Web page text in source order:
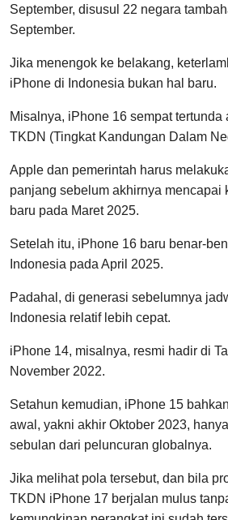
September, disusul 22 negara
September.
Jika menengok ke belakang,
iPhone di Indonesia bukan hal baru.
Misalnya, iPhone 16 sempat tertunda
TKDN (Tingkat Kandungan Dalam
Apple dan pemerintah harus
panjang sebelum akhirnya mencapai
baru pada Maret 2025.
Setelah itu, iPhone 16 baru benar-
Indonesia pada April 2025.
Padahal, di generasi sebelumnya
Indonesia relatif lebih cepat.
iPhone 14, misalnya, resmi hadir di
November 2022.
Setahun kemudian, iPhone 15
awal, yakni akhir Oktober 2023,
sebulan dari peluncuran globalnya.
Jika melihat pola tersebut, dan bila
TKDN iPhone 17 berjalan mulus